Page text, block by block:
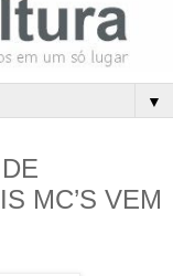
▼
MC’S VEM